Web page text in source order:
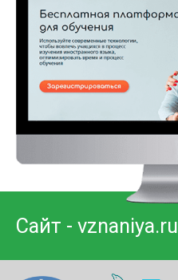
Сайт - vznaniya.ru